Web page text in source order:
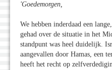
'Goedemorgen,
We hebben inderdaad een
gehad over de situatie in het
standpunt was heel duidelijk.
aangevallen door Hamas, een
heeft het recht op